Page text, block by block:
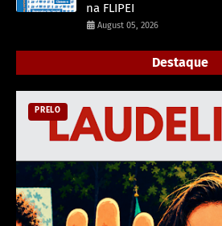
na FLIPEI
August 05, 2026
Destaque
PRELO